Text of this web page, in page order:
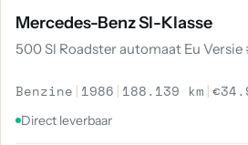
Mercedes-Benz Sl-Klasse
500 Sl Roadster automaat Eu
Benzine | 1986 | 188.139 km |
Direct leverbaar